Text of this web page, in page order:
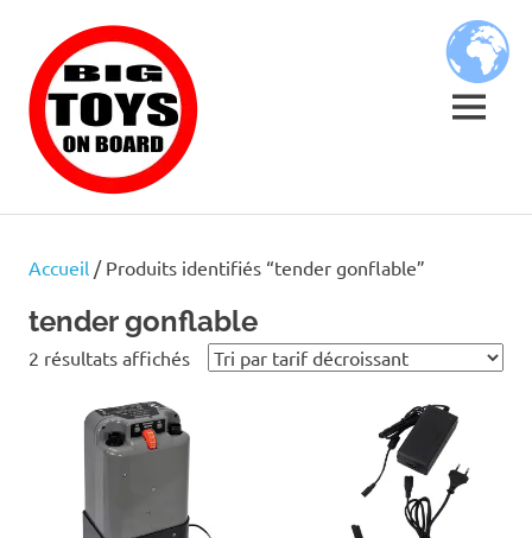
content
BOARD
POUR
ENFANTS
MENU
Accueil / Produits identifiés “tender gonflable”
tender gonflable
2 résultats affichés Trié
décroissant